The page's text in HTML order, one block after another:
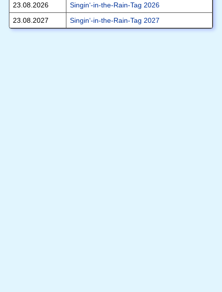
23.08.2026
Singin‘-in-the-Rain-Tag 2026
23.08.2027
Singin‘-in-the-Rain-Tag 2027